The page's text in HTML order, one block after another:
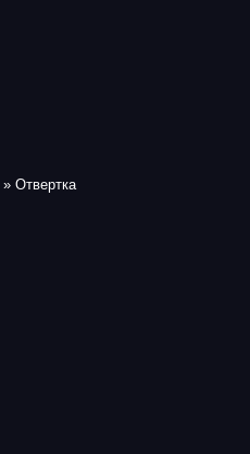
» Отвертка